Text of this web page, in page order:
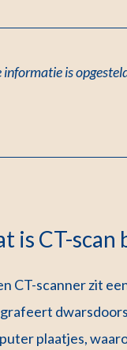
informatie is
is CT-scan
CT-scanner zit
plaatjes,